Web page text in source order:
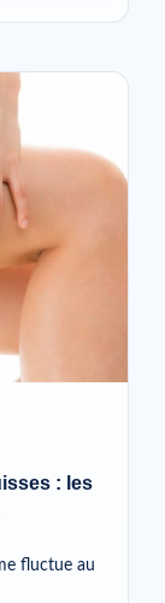
: les
fluctue au